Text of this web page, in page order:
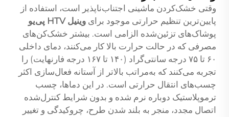
وقتی خشک‌کردن ماشینی اجتناب‌ناپذیر است، استفاده از
پایین‌ترین تنظیم حرارتی موجود برای وینیل HTV پی‌یو
پوشاک‌های تزئین‌شده الزامی است. بیشتر خشک‌کن‌های
مصرفی که در حالت حرارت بالا کار می‌کنند، دمای داخلی
۶۰ تا ۷۵ درجه سانتی‌گراد (۱۴۰ تا ۱۶۷ درجه فارنهایت) را
تجربه می‌کنند که به‌مراتب بالاتر از آستانه فعال‌سازی اکثر
چسب‌های انتقال حرارتی است. در این دماها، چسب
ترموپلاستیک دوباره نرم شده و بدون شرایط کنترل‌شده
اتصال مجدد، منجر به بلند شدن طرح، چروکیدگی و تغییر